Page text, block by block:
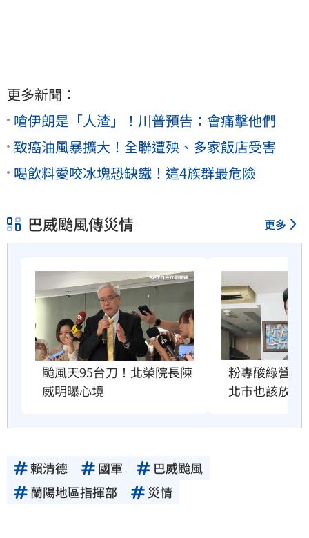
更多新聞：
嗆伊朗是「人渣」！川普預告：會痛擊他們
致癌油風暴擴大！全聯遭殃、多家飯店受害
喝飲料愛咬冰塊恐缺鐵！這4族群最危險
巴威颱風傳災情 更多
颱風天95台刀！北榮院長陳
威明曝心境
粉專酸綠營颱
北市也該放4天
賴清德 國軍
巴威颱風
蘭陽地區指揮部
災情